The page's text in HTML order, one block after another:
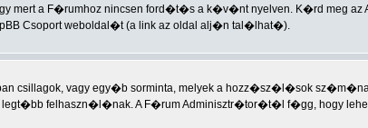
mert a F�rumhoz nincsen ford�t�s a k�v�nt nyelven. K�rd meg
Csoport weboldal�t (a link az oldal alj�n tal�lhat�).
csillagok, vagy egy�b sorminta, melyek a hozz�sz�l�sok
felhaszn�l�nak. A F�rum Adminisztr�tor�t�l f�gg, hogy